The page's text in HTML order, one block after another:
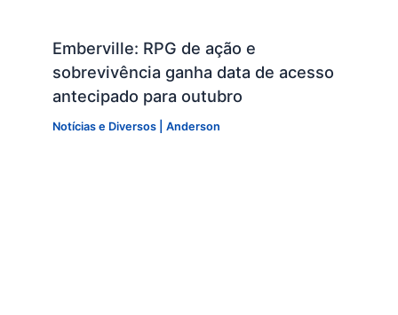
Emberville: RPG de ação e
sobrevivência ganha data de acesso
antecipado para outubro
Notícias e Diversos| Anderson